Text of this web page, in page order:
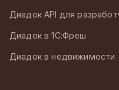
Диадок API для
Диадок в 1С:Фреш
Диадок в недвижимости